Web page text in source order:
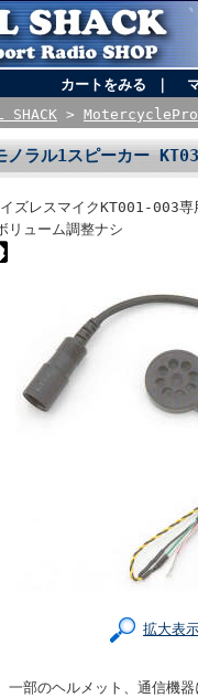
カートをみる
SHACK >
ノラル1スピーカー
ズレスマイクKT001-003専
リューム調整ナシ
拡大表
部のヘルメット、通信機器